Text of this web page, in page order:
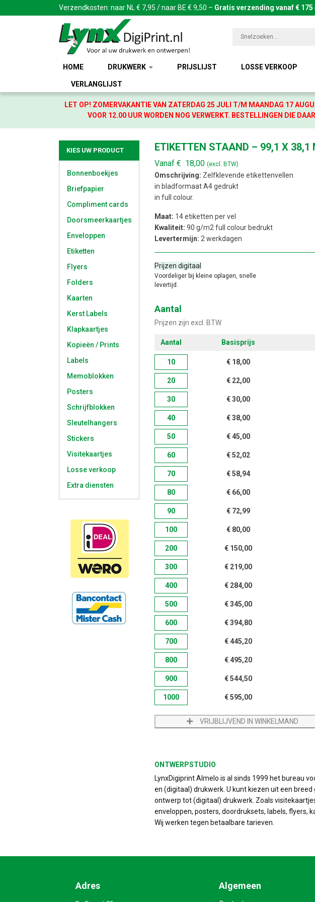
Verzendkosten: naar NL € 7,95 / naar BE € 9,50 – Gratis verzending vanaf € 175
HOME DRUKWERK PRIJSLIJST LOSSE VERKOOP
VERLANGLIJST
LET OP! ZOMERVAKANTIE VAN ZATERDAG 25 JULI T/M MAANDAG 17
VOOR 12.00 UUR WORDEN NOG VERWERKT. BESTELLINGEN DIE
KIES UW PRODUCT
Bonnenboekjes
Briefpapier
Compliment cards
Doorsmeerkaartjes
Enveloppen
Etiketten
Flyers
Folders
Kaarten
Kerst Labels
Klapkaartjes
Kopieën / Prints
Labels
Memoblokken
Posters
Schrijfblokken
Sleutelhangers
Stickers
Visitekaartjes
Losse verkoop
Extra diensten
ETIKETTEN STAAND – 99,1 X 38,1
Vanaf € 18,00 (excl. BTW)
Omschrijving: Zelfklevende etikettenvellen
in bladformaat A4 gedrukt
in full colour.
Maat: 14 etiketten per vel
Kwaliteit: 90 g/m2 full colour bedrukt
Levertermijn: 2 werkdagen
Prijzen digitaal
Voordeliger bij kleine oplagen, snelle
levertijd.
Aantal
Prijzen zijn excl. BTW
Aantal Basisprijs
10 € 18,00
20 € 22,00
30 € 30,00
40 € 38,00
50 € 45,00
60 € 52,02
70 € 58,94
80 € 66,00
90 € 72,99
100 € 80,00
200 € 150,00
300 € 219,00
400 € 284,00
500 € 345,00
600 € 394,80
700 € 445,20
800 € 495,20
900 € 544,50
1000 € 595,00
VRIJBLIJVEND IN WINKELMAND
ONTWERPSTUDIO
LynxDigiprint Almelo is al sinds 1999 het bureau
en (digitaal) drukwerk. U kunt kiezen uit een breed
ontwerp tot (digitaal) drukwerk. Zoals
enveloppen, posters, doordruksets, labels, flyers,
Wij werken tegen betaalbare tarieven.
Adres Algemeen